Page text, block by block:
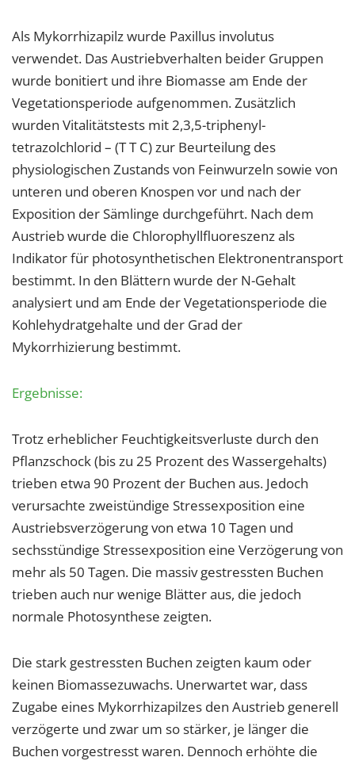
Als Mykorrhizapilz wurde Paxillus involutus
verwendet. Das Austriebverhalten beider Gruppen
wurde bonitiert und ihre Biomasse am Ende der
Vegetationsperiode aufgenommen. Zusätzlich
wurden Vitalitätstests mit 2,3,5-triphenyl-
tetrazolchlorid – (T T C) zur Beurteilung des
physiologischen Zustands von Feinwurzeln sowie von
unteren und oberen Knospen vor und nach der
Exposition der Sämlinge durchgeführt. Nach dem
Austrieb wurde die Chlorophyllfluoreszenz als
Indikator für photosynthetischen Elektronentransport
bestimmt. In den Blättern wurde der N-Gehalt
analysiert und am Ende der Vegetationsperiode die
Kohlehydratgehalte und der Grad der
Mykorrhizierung bestimmt.
Ergebnisse:
Trotz erheblicher Feuchtigkeitsverluste durch den
Pflanzschock (bis zu 25 Prozent des Wassergehalts)
trieben etwa 90 Prozent der Buchen aus. Jedoch
verursachte zweistündige Stressexposition eine
Austriebsverzögerung von etwa 10 Tagen und
sechsstündige Stressexposition eine Verzögerung von
mehr als 50 Tagen. Die massiv gestressten Buchen
trieben auch nur wenige Blätter aus, die jedoch
normale Photosynthese zeigten.
Die stark gestressten Buchen zeigten kaum oder
keinen Biomassezuwachs. Unerwartet war, dass
Zugabe eines Mykorrhizapilzes den Austrieb generell
verzögerte und zwar um so stärker, je länger die
Buchen vorgestresst waren. Dennoch erhöhte die